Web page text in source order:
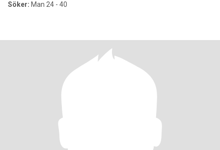
Söker: Man 24 - 40